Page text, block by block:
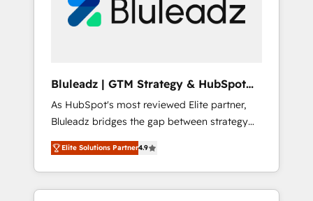
の責任」を引き受け、部門横断の統合・浸透・
変革管理を実行します。 ▸ CMS戦略設計・構
Hubで一体提供。 ▸ 既存CRM・MAからの移行
支援：Salesforce・Marketo・Pardot等からの
移行、カスタム設計、履歴データ移行と活用設
計まで。 ▸ AEO対応：ChatGPT・Perplexity等
のAI検索からの流入・引用を前提にコンテンツ
HubSpotアワード受賞・HUGリーダー ✓
Connectors, workflows, and data
architectures that make HubSpot the
HubSpot beyond standard configurations. -
AI-FIRST- AI across customer-facing
operations to accelerate decisions,
streamline processes, and unlock efficiency
at scale. From predictive intelligence to
conversational AI, we turn data into action
and automation into competitive advantage.
Bluleadz | GTM Strategy & HubSpot
Implementation
As HubSpot's most reviewed Elite partner,
Bluleadz bridges the gap between strategy
and execution. We don't just "set up tools" —
we install the GTM Operating System (GTM
OS) to align your leadership and engineer a
portal that drives predictable revenue
Elite Solutions Partner4.9